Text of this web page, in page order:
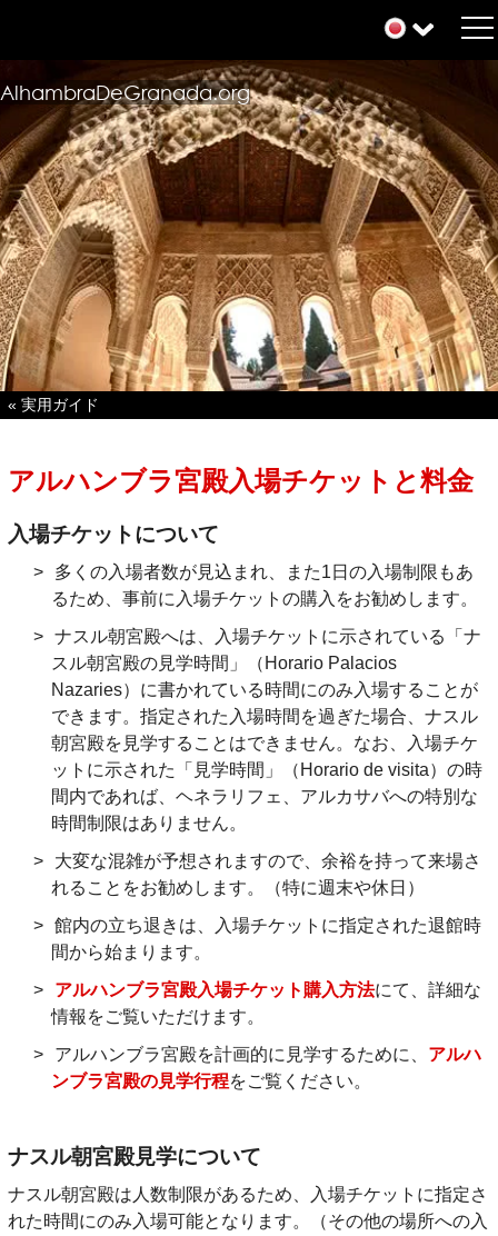
AlhambraDeGranada.org
« 実用ガイド
アルハンブラ宮殿入場チケットと料金
入場チケットについて
多くの入場者数が見込まれ、また1日の入場制限もあ
るため、事前に入場チケットの購入をお勧めします。
ナスル朝宮殿へは、入場チケットに示されている「ナ
スル朝宮殿の見学時間」（Horario Palacios
Nazaries）に書かれている時間にのみ入場することが
できます。指定された入場時間を過ぎた場合、ナスル
朝宮殿を見学することはできません。なお、入場チケ
ットに示された「見学時間」（Horario de visita）の時
間内であれば、ヘネラリフェ、アルカサバへの特別な
時間制限はありません。
大変な混雑が予想されますので、余裕を持って来場さ
れることをお勧めします。（特に週末や休日）
館内の立ち退きは、入場チケットに指定された退館時
間から始まります。
アルハンブラ宮殿入場チケット購入方法にて、詳細な
情報をご覧いただけます。
アルハンブラ宮殿を計画的に見学するために、 アルハ
ンブラ宮殿の見学行程をご覧ください。
ナスル朝宮殿見学について
ナスル朝宮殿は人数制限があるため、入場チケットに指定さ
れた時間にのみ入場可能となります。（その他の場所への入